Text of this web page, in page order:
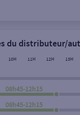
du distributeur/
10H 11H 12H 13H
08h45-12h15
08h45-12h15